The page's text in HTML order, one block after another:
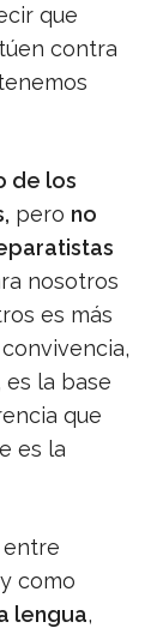
que
contra
de los
pero no
nosotros
es más
la base
que
es la
entre
como
lengua,